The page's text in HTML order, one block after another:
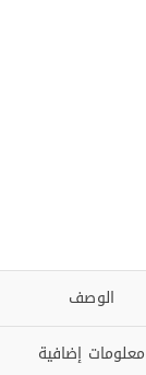
الوصف
معلومات إضافية